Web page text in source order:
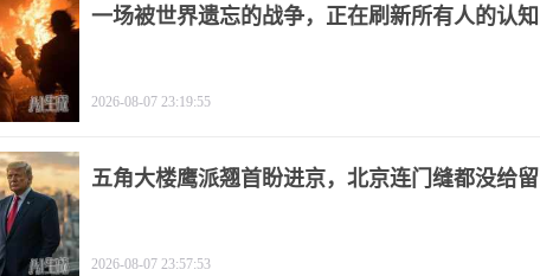
一场被世界遗忘的战争，正在刷新所有人的认知
2026-08-07 23:19:55
五角大楼鹰派翘首盼进京，北京连门缝都没给留
2026-08-07 23:57:53